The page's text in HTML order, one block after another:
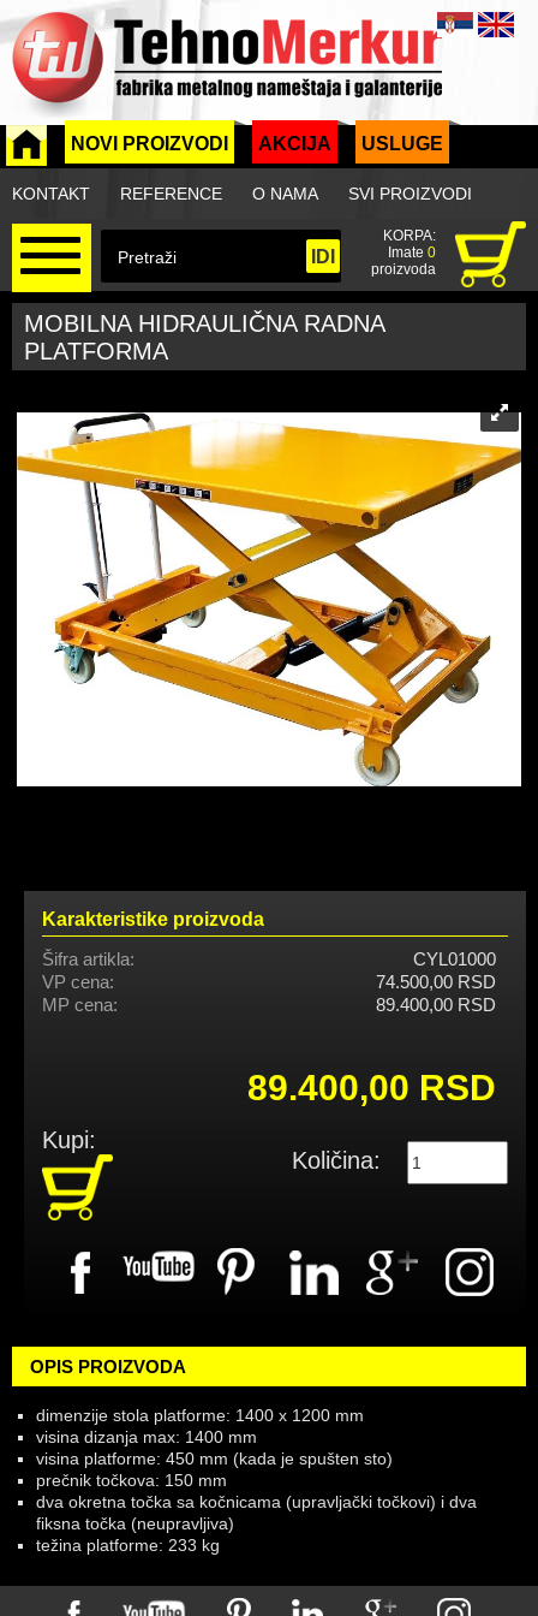
NOVI PROIZVODI AKCIJA USLUGE
KONTAKT REFERENCE O NAMA SVI PROIZVODI
KORPA:
Imate 0
proizvoda
MOBILNA HIDRAULIČNA RADNA
PLATFORMA
Karakteristike proizvoda
Šifra artikla:
CYL01000
VP cena:
74.500,00 RSD
MP cena:
89.400,00 RSD
89.400,00 RSD
Kupi:
Količina:
OPIS PROIZVODA
dimenzije stola platforme: 1400 x 1200 mm
visina dizanja max: 1400 mm
visina platforme: 450 mm (kada je spušten sto)
prečnik točkova: 150 mm
dva okretna točka sa kočnicama (upravljački točkovi) i dva
fiksna točka (neupravljiva)
težina platforme: 233 kg